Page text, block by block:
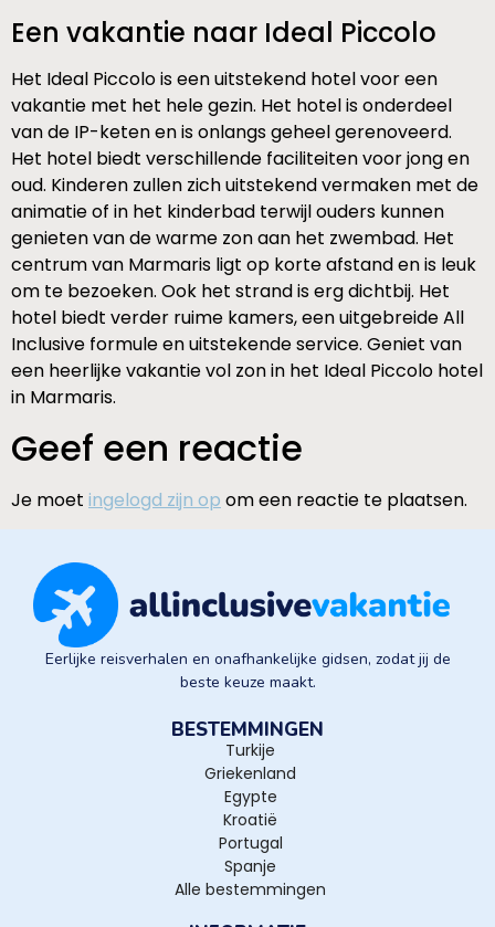
Een vakantie naar Ideal Piccolo
Het Ideal Piccolo is een uitstekend hotel voor een
vakantie met het hele gezin. Het hotel is onderdeel
van de IP-keten en is onlangs geheel gerenoveerd.
Het hotel biedt verschillende faciliteiten voor jong en
oud. Kinderen zullen zich uitstekend vermaken met de
animatie of in het kinderbad terwijl ouders kunnen
genieten van de warme zon aan het zwembad. Het
centrum van Marmaris ligt op korte afstand en is leuk
om te bezoeken. Ook het strand is erg dichtbij. Het
hotel biedt verder ruime kamers, een uitgebreide All
Inclusive formule en uitstekende service. Geniet van
een heerlijke vakantie vol zon in het Ideal Piccolo hotel
in Marmaris.
Geef een reactie
Je moet ingelogd zijn op om een reactie te plaatsen.
Eerlijke reisverhalen en onafhankelijke gidsen, zodat jij de
beste keuze maakt.
BESTEMMINGEN
Turkije
Griekenland
Egypte
Kroatië
Portugal
Spanje
Alle bestemmingen